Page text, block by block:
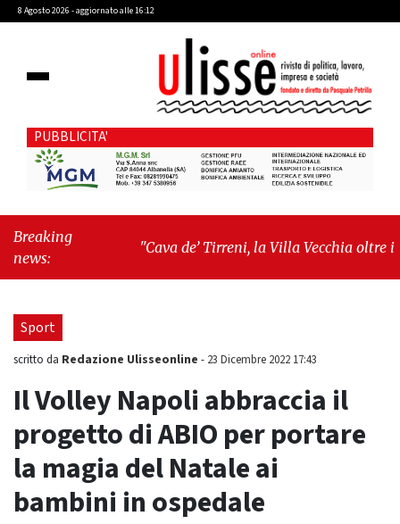
8 Agosto 2026 - aggiornato alle 16:12
PUBBLICITA'
Breaking
news:
"Cava de’ Tirreni, la Villa Vecchia oltre i
Sport
scritto da Redazione Ulisseonline - 23 Dicembre 2022 17:43
Il Volley Napoli abbraccia il
progetto di ABIO per portare
la magia del Natale ai
bambini in ospedale